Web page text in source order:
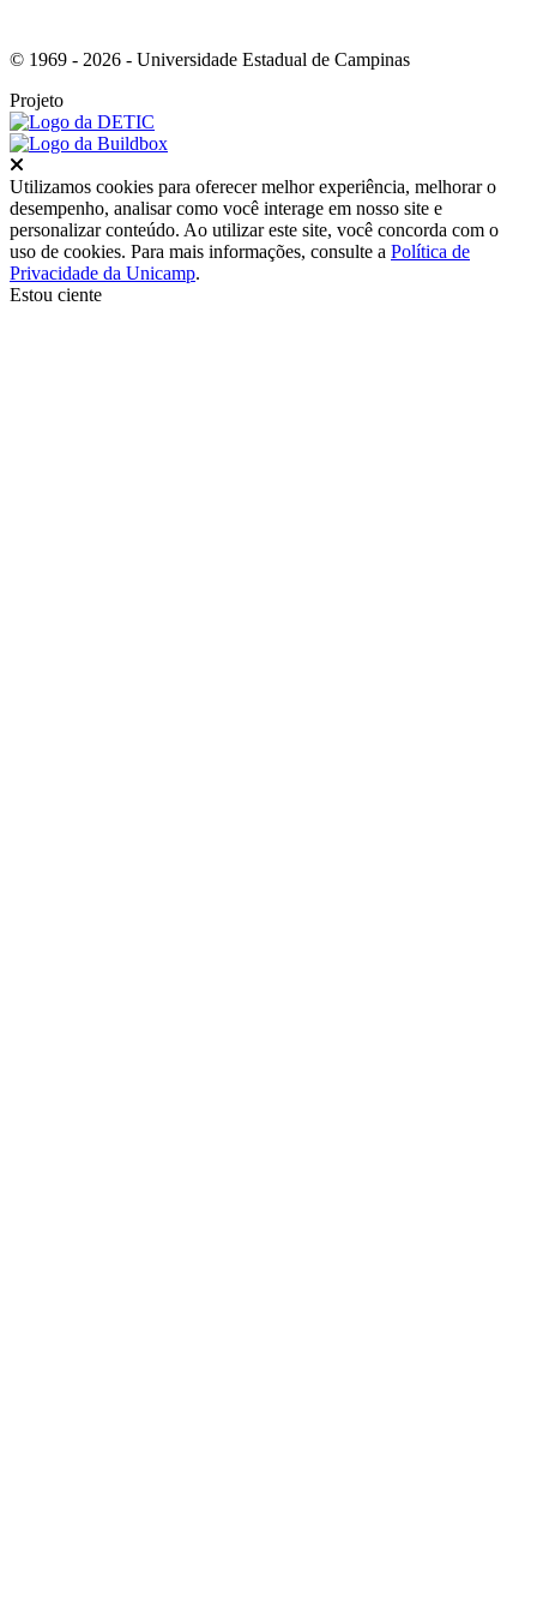
© 1969 - 2026 - Universidade Estadual de Campinas
Projeto
Utilizamos cookies para oferecer melhor experiência, melhorar o
desempenho, analisar como você interage em nosso site e
personalizar conteúdo. Ao utilizar este site, você concorda com o
uso de cookies. Para mais informações, consulte a Política de
Privacidade da Unicamp.
Estou ciente